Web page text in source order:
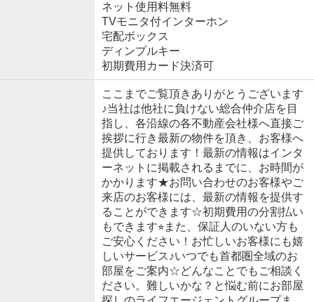
ネット使用料無料
TVモニタ付インターホン
宅配ボックス
ディンプルキー
初期費用カード決済可
ここまでご覧頂きありがとうございます
♪当社は他社に負けない総合仲介店を目
指し、各沿線の各不動産会社様へ直接ご
挨拶に行き最新の物件を頂き、お客様へ
提供しております！最新の情報はインタ
ーネットに掲載されるまでに、お時間が
かかります★お問い合わせのお客様やご
来店のお客様には、最新の情報を提供す
ることができます☆初期費用の分割払い
もできます⭐︎また、保証人のいない方も
ご安心ください！お忙しいお客様にも嬉
しいサービス♪いつでも首都圏全域のお
部屋をご案内☆どんなことでもご相談く
ださい。難しいかな？と悩む前にお部屋